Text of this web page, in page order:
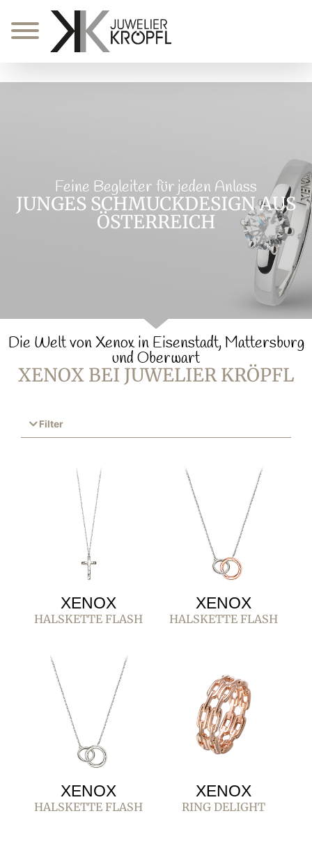
Zum
Feine Begleiter für jeden Anlass
JUNGES SCHMUCKDESIGN AUS
ÖSTERREICH
Die Welt von Xenox in Eisenstadt, Mattersburg
und Oberwart
XENOX BEI JUWELIER KRÖPFL
Filter
XENOX
HALSKETTE FLASH
XENOX
HALSKETTE FLASH
XENOX
HALSKETTE FLASH
XENOX
RING DELIGHT